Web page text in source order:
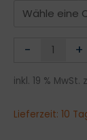
- +
inkl. 19 % MwSt.
Lieferzeit: 10